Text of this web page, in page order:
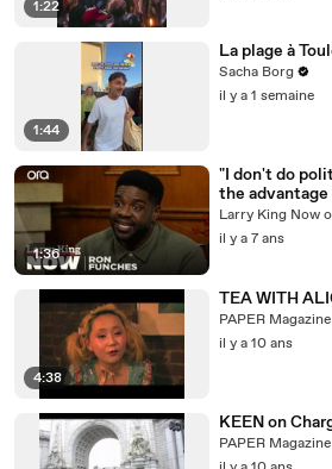
1:22
1:44
La plage à
Sacha Borg
il y a 1 semaine
1:36
"I don't do
the
jokes
Larry King Now
il y a 7 ans
4:38
TEA WITH
PAPER Magazine
il y a 10 ans
KEEN on
PAPER Magazine